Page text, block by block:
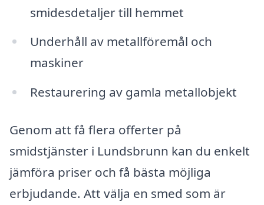
smidesdetaljer till hemmet
Underhåll av metallföremål och
maskiner
Restaurering av gamla metallobjekt
Genom att få flera offerter på
smidstjänster i Lundsbrunn kan du enkelt
jämföra priser och få bästa möjliga
erbjudande. Att välja en smed som är